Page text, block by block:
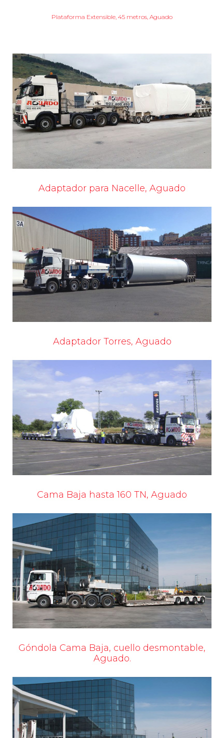
Plataforma Extensible, 45 metros, Aguado
Góndola Cama Baja, cuello desmontable,
Aguado.
Cama Baja hasta 160 TN, Aguado
Adaptador Torres, Aguado
Adaptador para Nacelle, Aguado